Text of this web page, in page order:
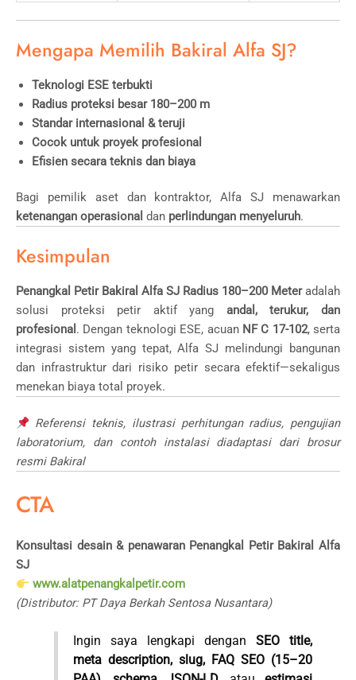
Mengapa Memilih Bakiral Alfa SJ?
Teknologi ESE terbukti
Radius proteksi besar 180–200 m
Standar internasional & teruji
Cocok untuk proyek profesional
Efisien secara teknis dan biaya
Bagi pemilik aset dan kontraktor, Alfa SJ menawarkan
ketenangan operasional dan perlindungan menyeluruh.
Kesimpulan
Penangkal Petir Bakiral Alfa SJ Radius 180–200 Meteradalah
solusi proteksi petir aktif yang andal, terukur, dan
profesional . Dengan teknologi ESE, acuan NF C 17-102, serta
integrasi sistem yang tepat, Alfa SJ melindungi bangunan
dan infrastruktur dari risiko petir secara efektif—sekaligus
menekan biaya total proyek.
Referensi teknis, ilustrasi perhitungan radius, pengujian
laboratorium, dan contoh instalasi diadaptasi dari brosur
resmi Bakiral
CTA
Konsultasi desain & penawaran Penangkal Petir Bakiral Alfa
SJ
www.alatpenangkalpetir.com
(Distributor: PT Daya Berkah Sentosa Nusantara)
Ingin saya lengkapi dengan SEO title,
meta description, slug, FAQ SEO (15–20